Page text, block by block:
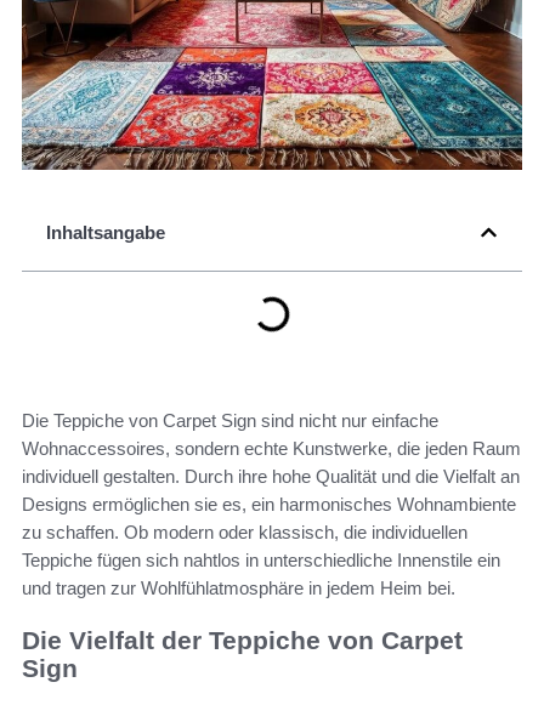
Inhaltsangabe
Die Teppiche von Carpet Sign sind nicht nur einfache
Wohnaccessoires, sondern echte Kunstwerke, die jeden Raum
individuell gestalten. Durch ihre hohe Qualität und die Vielfalt an
Designs ermöglichen sie es, ein harmonisches Wohnambiente
zu schaffen. Ob modern oder klassisch, die individuellen
Teppiche fügen sich nahtlos in unterschiedliche Innenstile ein
und tragen zur Wohlfühlatmosphäre in jedem Heim bei.
Die Vielfalt der Teppiche von Carpet
Sign